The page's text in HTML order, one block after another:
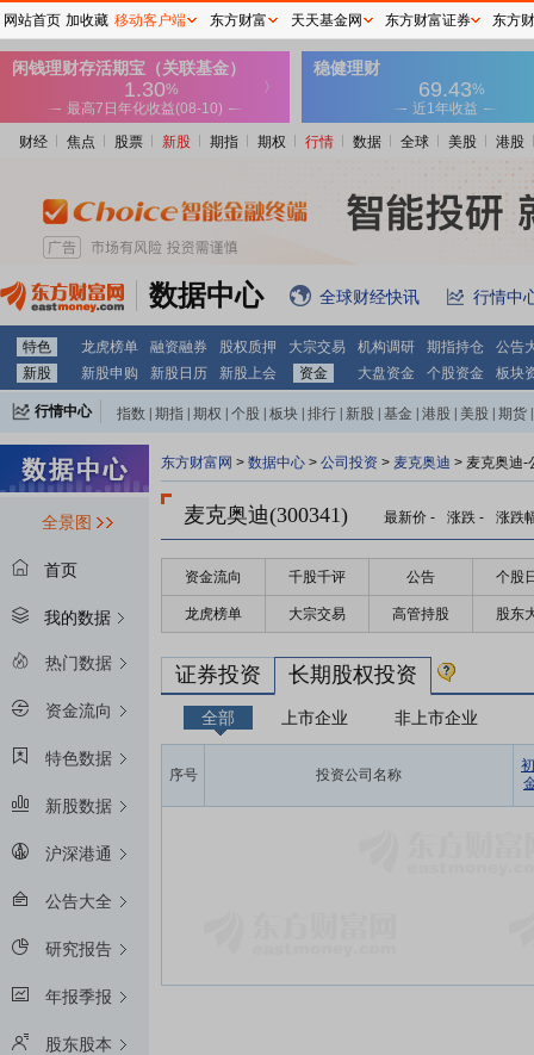
财经 焦点 股票 新股 期指 期权 行情 数据 全球 美股 港股
数据中心 全球财经快讯 行情中
特色 龙虎榜单 融资融券 股权质押 大宗交易 机构调研 期指持仓
公告
新股
新股申购 新股日历 新股上会 资金 大盘资金 个股资金 板块
行情中心 指数 期指 期权 个股 板块 排行 新股 基金 港股 美股 期货
全景图
首页
我的数据
热门数据
资金流向
特色数据
新股数据
沪深港通
公告大全
研究报告
年报季报
股东股本
东方财富网 > 数据中心 > 公司投资 > 麦克奥迪 > 麦克奥迪-
麦克奥迪(300341) 最新价 - 涨跌 - 涨跌
资金流向 千股千评 公告 个股
龙虎榜单 大宗交易 高管持股 股东
证券投资 长期股权投资
全部 上市企业 非上市企业
序号 投资公司名称
网站首页 加收藏 移动客户端 东方财富 天天基金网 东方财富证券 东方